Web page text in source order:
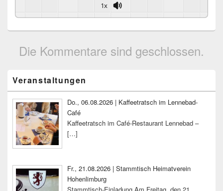
1x
Die Kommentare sind geschlossen.
Seitenleisten-
Widgetbereich
Veranstaltungen
Do., 06.08.2026 | Kaffeetratsch im Lennebad-
Café
Kaffeetratsch im Café-Restaurant Lennebad –
[…]
Fr., 21.08.2026 | Stammtisch Heimatverein
Hohenlimburg